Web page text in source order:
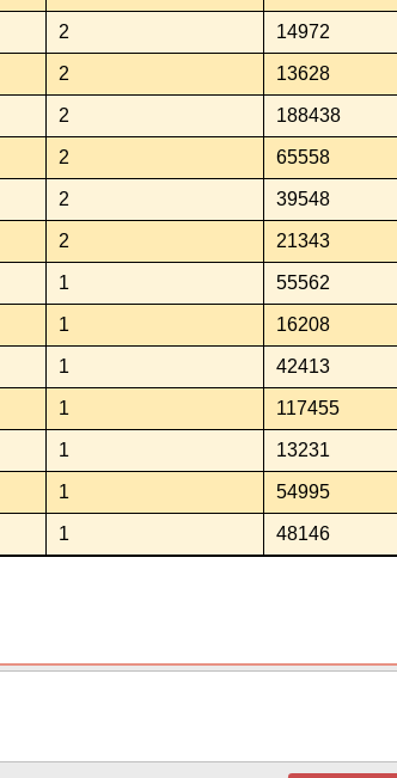
2 14972
2 13628
2 188438
2 65558
2 39548
2 21343
1 55562
1 16208
1 42413
1 117455
1 13231
1 54995
1 48146